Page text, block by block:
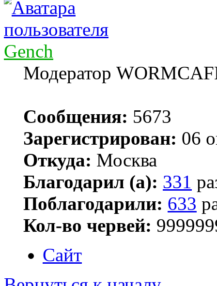
Gench
Модератор
Сообщения: 5673
Зарегистрирован: 06
Откуда: Москва
Благодарил (а): 331
Поблагодарили: 633
Кол-во червей:
Сайт